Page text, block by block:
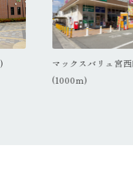
JR東姫路駅 徒歩約7
マックスバリュ宮
(1000ｍ)
ｍ) 城陽小学校 徒